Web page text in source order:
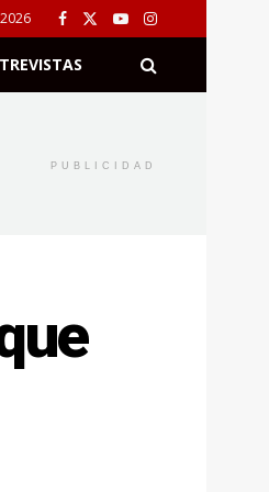
PUBLICIDAD